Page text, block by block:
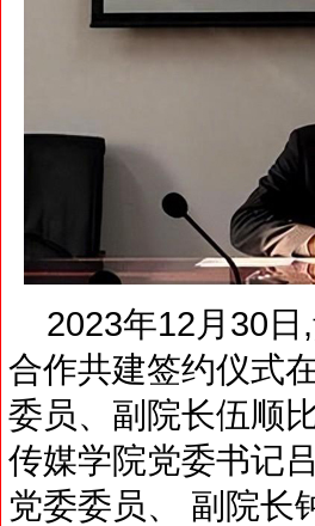
2023年12月30日,
合作共建签约仪式
委员、副院长伍顺
传媒学院党委书记
党委委员、 副院长